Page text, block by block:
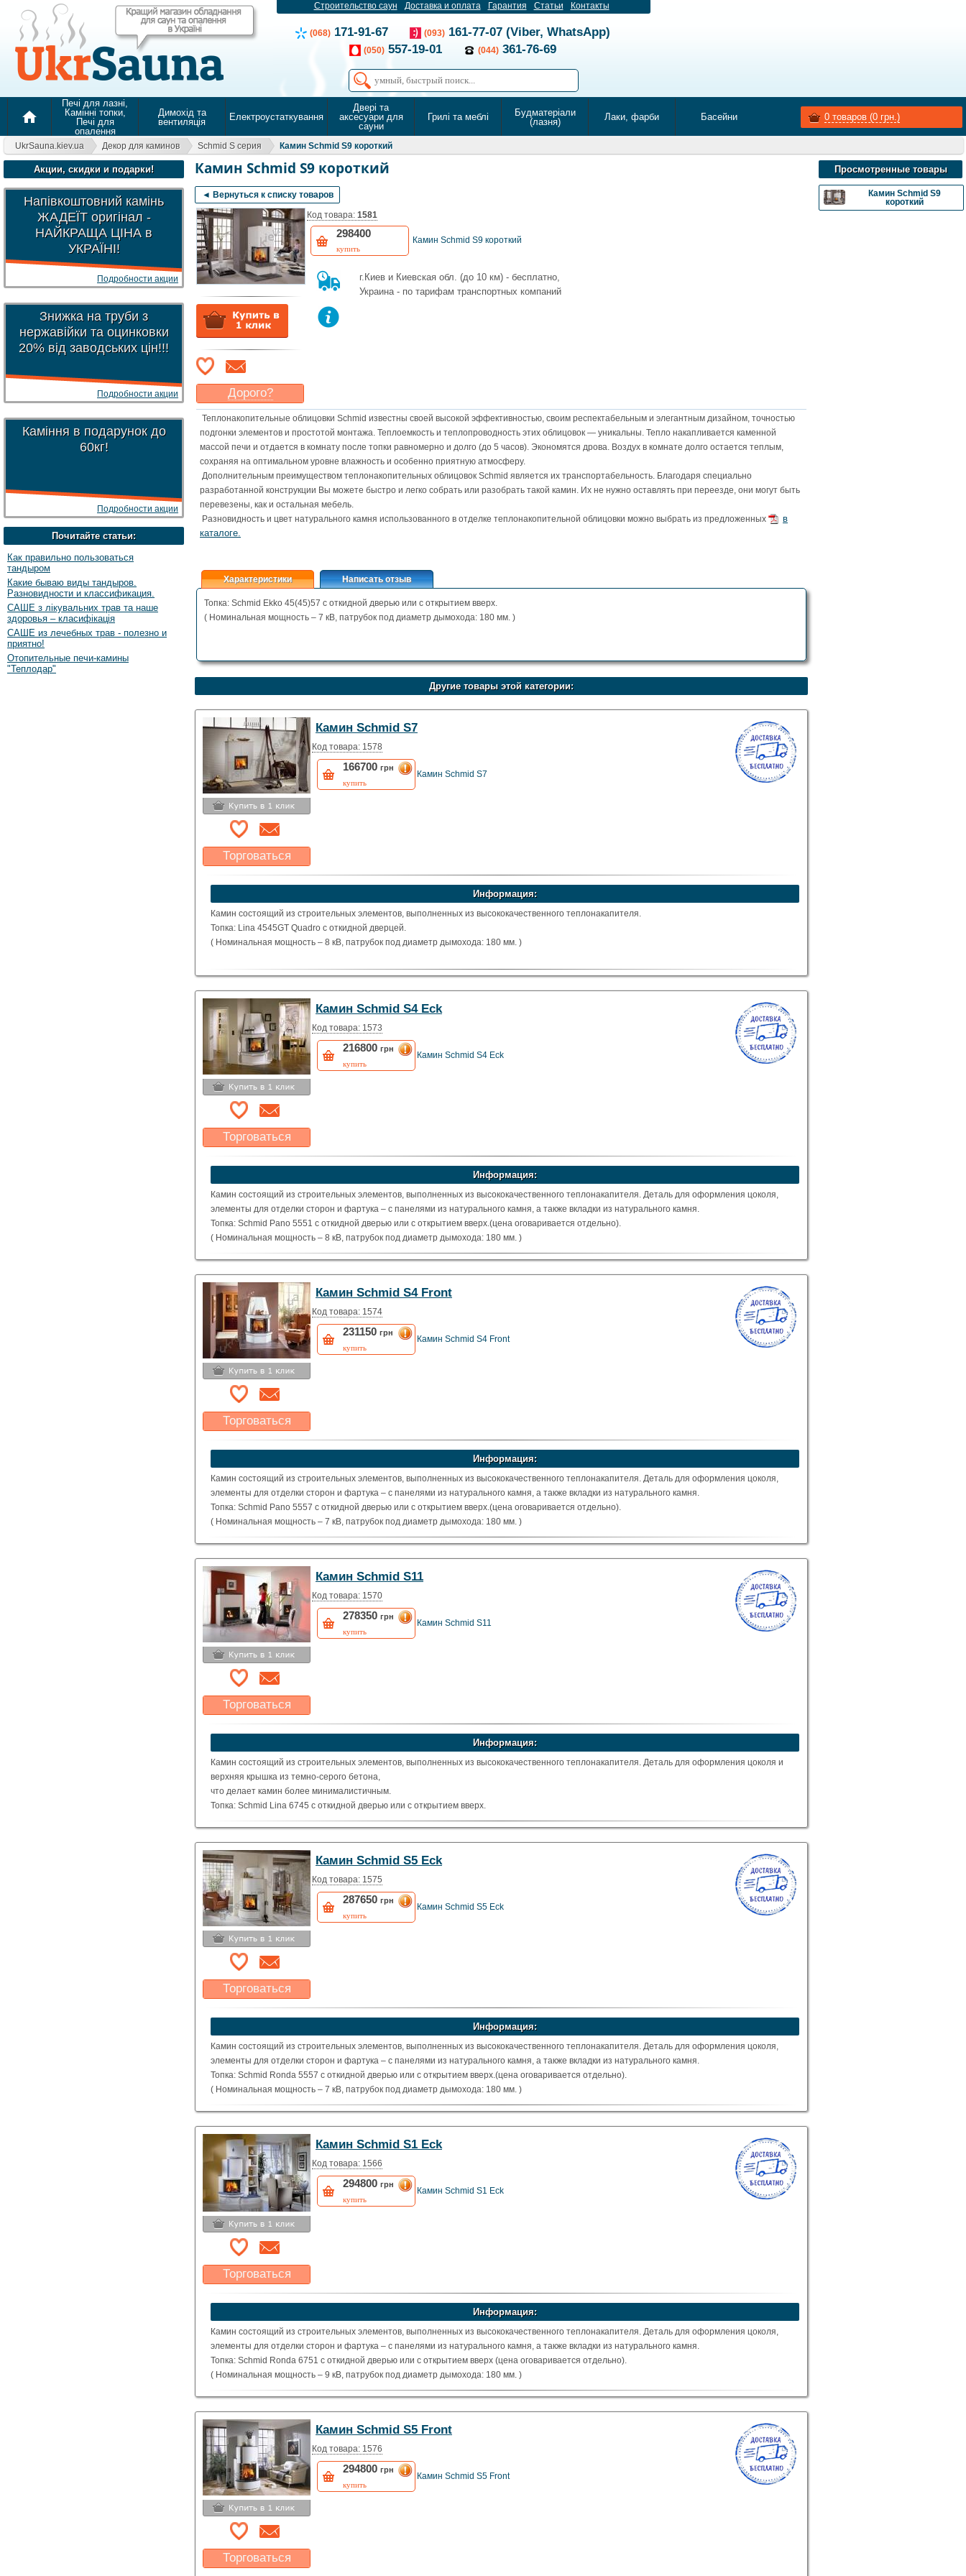
Строительство саун Доставка и оплата Гарантия Статьи Контакты
(068) 171-91-67 (093) 161-77-07 (Viber, WhatsApp)
(050) 557-19-01 (044) 361-76-69
home
Печі для лазні,
Камінні топки,
Печі для
опалення
Димохід та
вентиляція
Електроустаткування
Двері та
аксесуари для
сауни
Грилі та меблі
Будматеріали
(лазня)
Лаки, фарби Басейни 0 товаров (0 грн.)
UkrSauna.kiev.ua Декор для каминов Schmid S серия Камин Schmid S9 короткий
Акции, скидки и подарки!
Напівкоштовний камінь
ЖАДЕЇТ оригінал -
НАЙКРАЩА ЦІНА в
УКРАЇНІ!
Подробности акции
Знижка на труби з
нержавійки та оцинковки
20% від заводських цін!!!
Подробности акции
Каміння в подарунок до
60кг!
Подробности акции
Почитайте статьи:
Как правильно пользоваться
тандыром
Какие бываю виды тандыров.
Разновидности и классификация.
САШЕ з лікувальних трав та наше
здоровья – класифікація
САШЕ из лечебных трав - полезно и
приятно!
Отопительные печи-камины
"Теплодар"
Камин Schmid S9 короткий
◄ Вернуться к списку товаров
Дорого?
Какая ценамогла бы
Васустроить?
Указать цену
Код товара: 1581
298400
купить
Камин Schmid S9 короткий
г.Киев и Киевская обл. (до 10 км) - бесплатно,
Украина - по тарифам транспортных компаний
Теплонакопительные облицовки Schmid известны своей высокой эффективностью, своим респектабельным и элегантным дизайном, точностью
подгонки элементов и простотой монтажа. Теплоемкость и теплопроводность этих облицовок — уникальны. Тепло накапливается каменной
массой печи и отдается в комнату после топки равномерно и долго (до 5 часов). Экономятся дрова. Воздух в комнате долго остается теплым,
сохраняя на оптимальном уровне влажность и особенно приятную атмосферу.
Дополнительным преимуществом теплонакопительных облицовок Schmid является их транспортабельность. Благодаря специально
разработанной конструкции Вы можете быстро и легко собрать или разобрать такой камин. Их не нужно оставлять при переезде, они могут быть
перевезены, как и остальная мебель.
Разновидность и цвет натурального камня использованного в отделке теплонакопительной облицовки можно выбрать из предложенных
в
каталоге.
Характеристики Написать отзыв
Топка: Schmid Ekko 45(45)57 с откидной дверью или с открытием вверх.
( Номинальная мощность – 7 кВ, патрубок под диаметр дымохода: 180 мм. )
Другие товары этой категории:
Торговаться
Какая цена Вас
устроит?
Указать цену
Камин Schmid S7
Код товара: 1578
166700 грн
купить
Камин Schmid S7
Информация:
Камин состоящий из строительных элементов, выполненных из высококачественного теплонакапителя.
Топка: Lina 4545GT Quadro с откидной дверцей.
( Номинальная мощность – 8 кВ, патрубок под диаметр дымохода: 180 мм. )
Торговаться
Какая цена Вас
устроит?
Указать цену
Камин Schmid S4 Eck
Код товара: 1573
216800 грн
купить
Камин Schmid S4 Eck
Информация:
Камин состоящий из строительных элементов, выполненных из высококачественного теплонакапителя. Деталь для оформления цоколя,
элементы для отделки сторон и фартука – с панелями из натурального камня, а также вкладки из натурального камня.
Топка: Schmid Pano 5551 с откидной дверью или с открытием вверх.(цена оговаривается отдельно).
( Номинальная мощность – 8 кВ, патрубок под диаметр дымохода: 180 мм. )
Торговаться
Какая цена Вас
устроит?
Указать цену
Камин Schmid S4 Front
Код товара: 1574
231150 грн
купить
Камин Schmid S4 Front
Информация:
Камин состоящий из строительных элементов, выполненных из высококачественного теплонакапителя. Деталь для оформления цоколя,
элементы для отделки сторон и фартука – с панелями из натурального камня, а также вкладки из натурального камня.
Топка: Schmid Pano 5557 с откидной дверью или с открытием вверх.(цена оговаривается отдельно).
( Номинальная мощность – 7 кВ, патрубок под диаметр дымохода: 180 мм. )
Торговаться
Какая цена Вас
устроит?
Указать цену
Камин Schmid S11
Код товара: 1570
278350 грн
купить
Камин Schmid S11
Информация:
Камин состоящий из строительных элементов, выполненных из высококачественного теплонакапителя. Деталь для оформления цоколя и
верхняя крышка из темно-серого бетона,
что делает камин более минималистичным.
Топка: Schmid Lina 6745 с откидной дверью или с открытием вверх.
( Номинальная мощность – 9 кВ, патрубок под диаметр дымохода: 180 мм. )
Торговаться
Какая цена Вас
устроит?
Указать цену
Камин Schmid S5 Eck
Код товара: 1575
287650 грн
купить
Камин Schmid S5 Eck
Информация:
Камин состоящий из строительных элементов, выполненных из высококачественного теплонакапителя. Деталь для оформления цоколя,
элементы для отделки сторон и фартука – с панелями из натурального камня, а также вкладки из натурального камня.
Топка: Schmid Ronda 5557 с откидной дверью или с открытием вверх.(цена оговаривается отдельно).
( Номинальная мощность – 7 кВ, патрубок под диаметр дымохода: 180 мм. )
Торговаться
Какая цена Вас
устроит?
Указать цену
Камин Schmid S1 Eck
Код товара: 1566
294800 грн
купить
Камин Schmid S1 Eck
Информация:
Камин состоящий из строительных элементов, выполненных из высококачественного теплонакапителя. Деталь для оформления цоколя,
элементы для отделки сторон и фартука – с панелями из натурального камня, а также вкладки из натурального камня.
Топка: Schmid Ronda 6751 с откидной дверью или с открытием вверх (цена оговаривается отдельно).
( Номинальная мощность – 9 кВ, патрубок под диаметр дымохода: 180 мм. )
Торговаться
Камин Schmid S5 Front
Код товара: 1576
294800 грн
купить
Камин Schmid S5 Front
Просмотренные товары
Камин Schmid S9
короткий